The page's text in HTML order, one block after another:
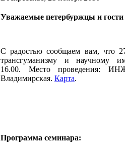
Уважаемые петербуржцы и
С радостью сообщаем вам, что
трансгуманизму и научному
16.00. Место проведения:
Владимирская. Карта.
Программа семинара: